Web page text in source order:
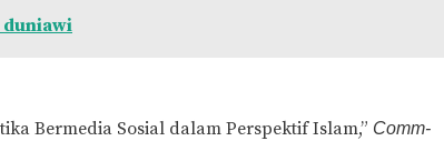
duniawi
Bermedia Sosial dalam Perspektif Islam,” Comm-